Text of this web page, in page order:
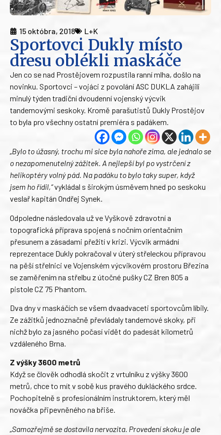
15 októbra, 2018 L+K
Sportovci Dukly místo
dresu oblékli maskáče
Jen co se nad Prostějovem rozpustila ranní mlha, došlo na
novinku. Sportovci – vojáci z povolání ASC DUKLA zahájili
minulý týden tradiční dvoudenní vojenský výcvik
tandemovými seskoky. Kromě parašutistů Dukly Prostějov
to byla pro všechny ostatní premiéra s padákem.
„Bylo to úžasný, trochu mi sice byla nahoře zima, ale jednalo se
o nezapomenutelný zážitek. A nejlepší byl po vystrčení z
helikoptéry volný pád. Na padáku to bylo taky super, když
jsem ho řídil,“vykládal s širokým úsměvem hned po seskoku
veslař kapitán Ondřej Synek.
Odpoledne následovala už ve Vyškově zdravotní a
topografická příprava spojená s nočním orientačním
přesunem a zásadami přežití v krizi. Výcvik armádní
reprezentace Dukly pokračoval v úterý střeleckou přípravou
na pěší střelnici ve Vojenském výcvikovém prostoru Březina
se zaměřením na střelbu z útočné pušky CZ Bren 805 a
pistole CZ 75 Phantom.
Dva dny v maskáčích se všem dvaadvaceti sportovcům líbily.
Ze zážitků jednoznačně převládaly tandemové skoky, při
nichž bylo za jasného počasí vidět do padesát kilometrů
vzdáleného Brna.
Z výšky 3600 metrů
Když se člověk odhodlá skočit z vrtulníku z výšky 3600
metrů, chce to mít v sobě kus pravého dukláckého srdce.
Pochopitelně s profesionálním instruktorem, který měl
nováčka připevněného na břiše.
„Samozřejmě se dostavila nervozita. Provedení skoku je ale